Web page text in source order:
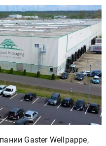
Gaster Wellpappe,